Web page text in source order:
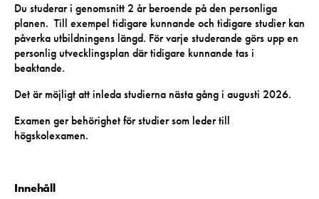
Du studerar i genomsnitt 2 år beroende på den personliga
planen. Till exempel tidigare kunnande och tidigare studier kan
påverka utbildningens längd. För varje studerande görs upp en
personlig utvecklingsplan där tidigare kunnande tas i
beaktande.
Det är möjligt att inleda studierna nästa gång i augusti 2026.
Examen ger behörighet för studier som leder till
högskolexamen.
Innehåll